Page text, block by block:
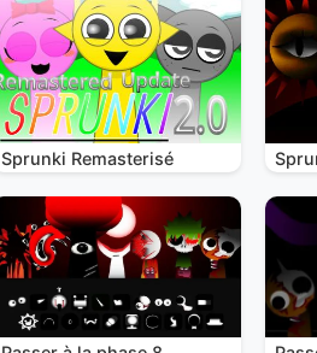
Sprunki Remasterisé